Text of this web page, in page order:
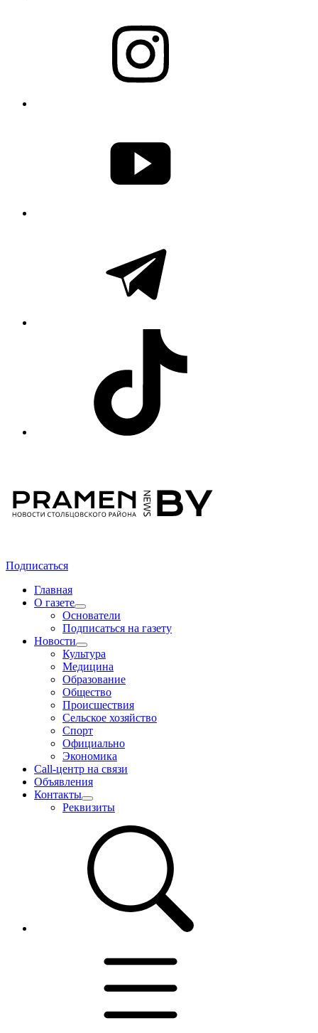
Подписаться
Главная
О газете
Основатели
Подписаться на газету
Новости
Культура
Медицина
Образование
Общество
Происшествия
Сельское хозяйство
Спорт
Официально
Экономика
Call-центр на связи
Объявления
Контакты
Реквизиты